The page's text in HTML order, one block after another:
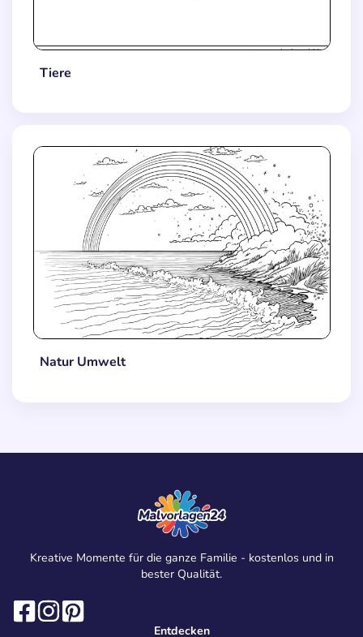
Tiere
Natur Umwelt
Kreative Momente für die ganze Familie - kostenlos und in
bester Qualität.
Entdecken